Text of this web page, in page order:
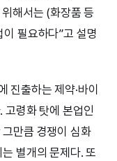
해서는 (화장품 등
필요하다”고 설명
진출하는 제약·바이
고령화 탓에 본업인
만큼 경쟁이 심화
별개의 문제다. 또